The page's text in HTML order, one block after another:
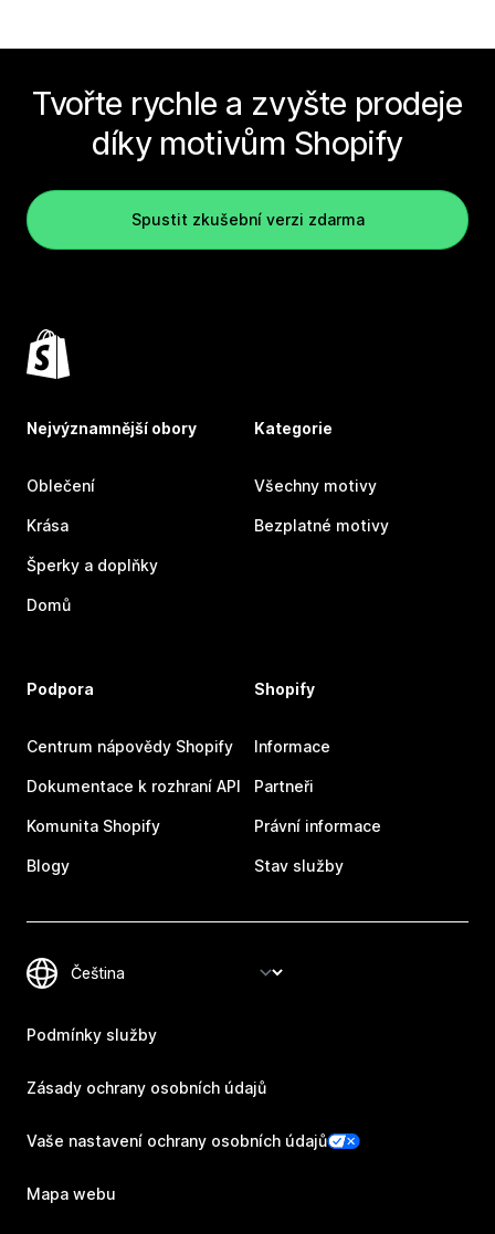
Tvořte rychle a zvyšte prodeje
díky motivům Shopify
Spustit zkušební verzi zdarma
Nejvýznamnější obory
Oblečení
Krása
Šperky a doplňky
Domů
Kategorie
Všechny motivy
Bezplatné motivy
Podpora
Centrum nápovědy Shopify
Dokumentace k rozhraní API
Komunita Shopify
Blogy
Shopify
Informace
Partneři
Právní informace
Stav služby
Podmínky služby
Zásady ochrany osobních údajů
Vaše nastavení ochrany osobních údajů
Mapa webu